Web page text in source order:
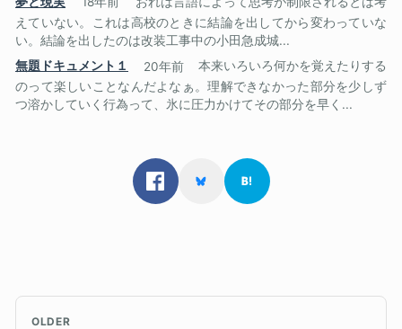
えていない。これは高校のときに結論を出してから変わっていな
い。結論を出したのは改装工事中の小田急成城...
無題ドキュメント１
20年前
本来いろいろ何かを覚えたりする
のって楽しいことなんだよなぁ。理解できなかった部分を少しず
つ溶かしていく行為って、氷に圧力かけてその部分を早く...
OLDER